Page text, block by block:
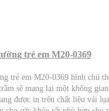
trẻ em M20-0369
trẻ em M20-0369 hình chú
sẽ mang lại một không
được in trên chất liệu vải